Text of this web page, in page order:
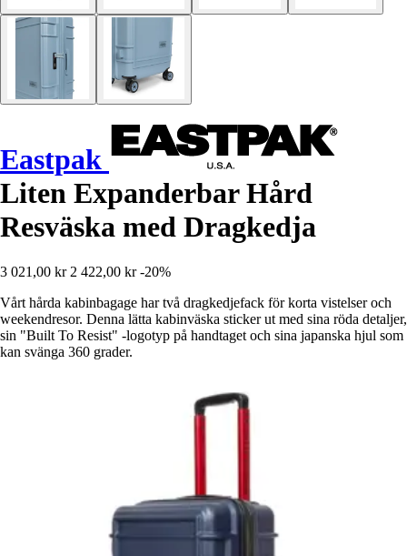
Eastpak
Liten Expanderbar Hård
Resväska med Dragkedja
3 021,00 kr 2 422,00 kr -20%
Vårt hårda kabinbagage har två dragkedjefack för korta vistelser och
weekendresor. Denna lätta kabinväska sticker ut med sina röda detaljer,
sin "Built To Resist" -logotyp på handtaget och sina japanska hjul som
kan svänga 360 grader.